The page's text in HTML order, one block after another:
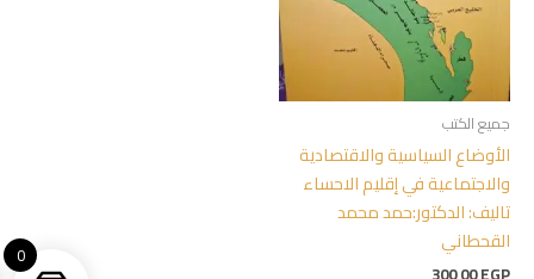
جميع الكتب
الأوضاع السياسية والاقتصادية
والاجتماعية في إقليم الاحساء
تاليف: الدكتور:حمد محمد
القحطاني
0